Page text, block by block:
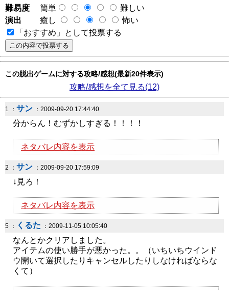
難易度
簡単
難しい
演出
癒し
怖い
「おすすめ」として投票する
この脱出ゲームに対する攻略/感想(最新20件表示)
攻略/感想を全て見る(12)
1 ： サン ：2009-09-20 17:44:40
分からん！むずかしすぎる！！！！
ネタバレ内容を表示
2 ： サン ：2009-09-20 17:59:09
↓見ろ！
ネタバレ内容を表示
5 ： くるた ：2009-11-05 10:05:40
なんとかクリアしました。
アイテムの使い勝手が悪かった。。（いちいちウインド
ウ開いて選択したりキャンセルしたりしなければならな
くて）